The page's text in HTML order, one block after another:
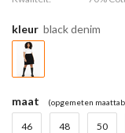
kleur black denim
maat (opgemeten
46 48 50